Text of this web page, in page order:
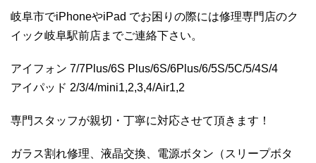
岐阜市でiPhoneやiPad でお困りの際には修理専門店のク
イック岐阜駅前店までご連絡下さい。
アイフォン 7/7Plus/6S Plus/6S/6Plus/6/5S/5C/5/4S/4
アイパッド 2/3/4/mini1,2,3,4/Air1,2
専門スタッフが親切・丁寧に対応させて頂きます！
ガラス割れ修理、液晶交換、電源ボタン（スリープボタ